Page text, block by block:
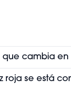
cambia en
roja se está